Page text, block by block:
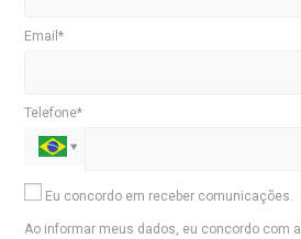
Email*
Telefone*
Eu concordo em receber comunicações.
Ao informar meus dados, eu concordo com a